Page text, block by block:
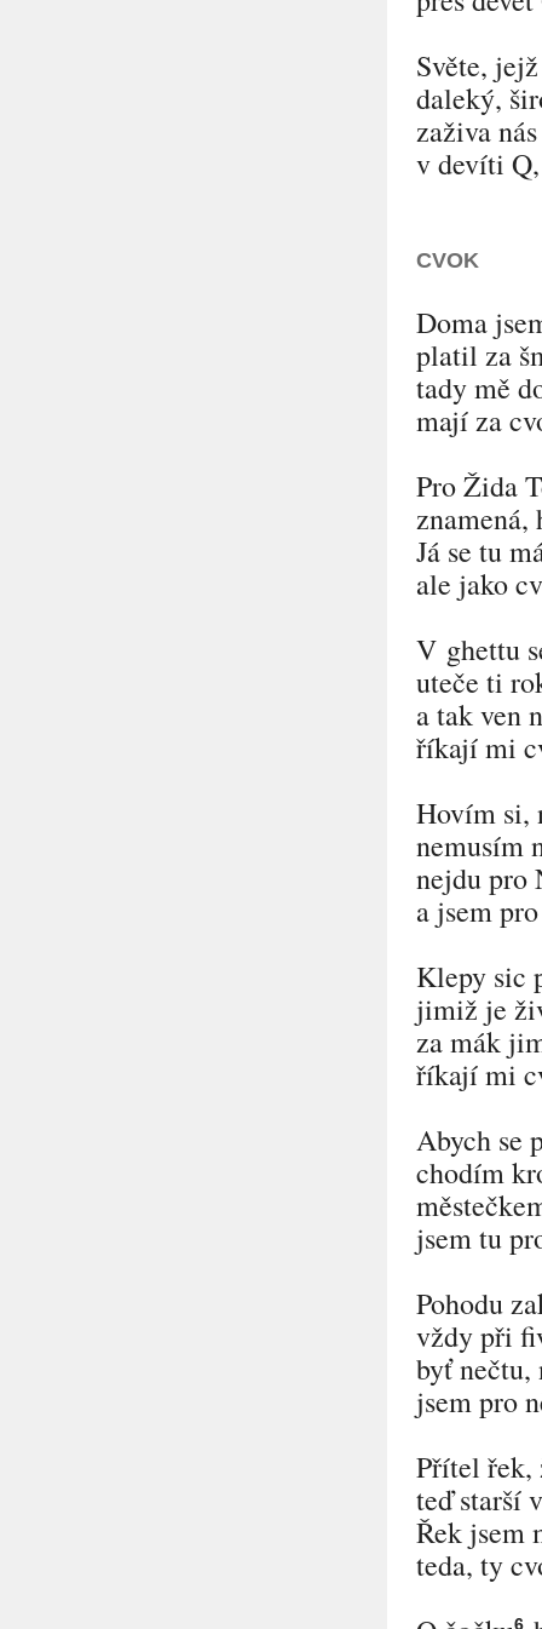
Světe,
daleký,
zaživa
v devíti
CVOK
Doma
platil za
tady mě
mají za
Pro Žida
znamená,
Já se tu
ale jako
V ghettu
uteče ti
a tak ven
říkají mi
Hovím si,
nemusím
nejdu pro
a jsem
Klepy sic
jimiž je
za mák
říkají mi
Abych se
chodím
jsem tu
Pohodu
vždy při
byť nečtu,
jsem pro
Přítel řek,
teď starší
Řek jsem
teda, ty
6